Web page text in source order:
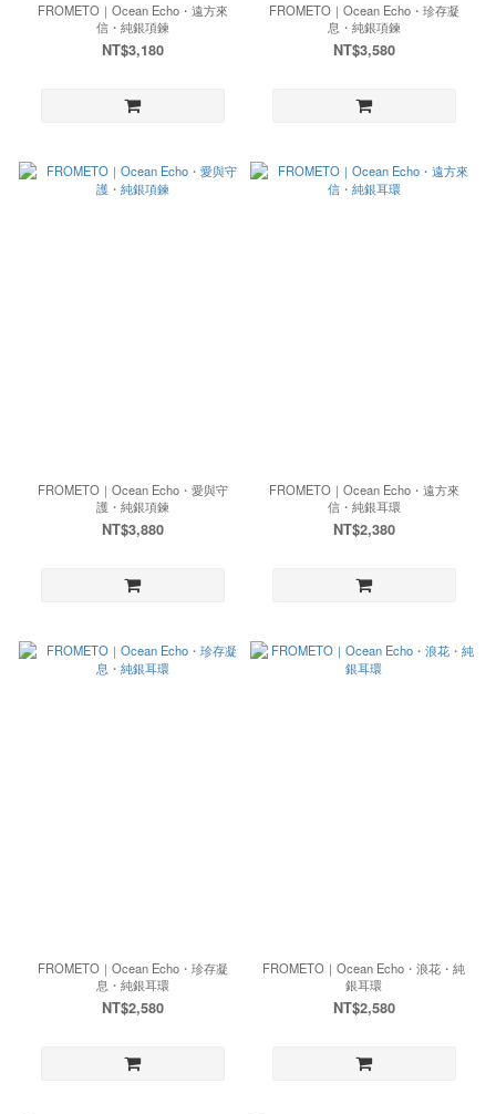
FROMETO｜Ocean Echo・遠方來
信・純銀項鍊
NT$3,180
FROMETO｜Ocean Echo・珍存凝
息・純銀項鍊
NT$3,580
FROMETO｜Ocean Echo・愛與守
護・純銀項鍊
NT$3,880
FROMETO｜Ocean Echo・遠方來
信・純銀耳環
NT$2,380
FROMETO｜Ocean Echo・珍存凝
息・純銀耳環
NT$2,580
FROMETO｜Ocean Echo・浪花・純
銀耳環
NT$2,580